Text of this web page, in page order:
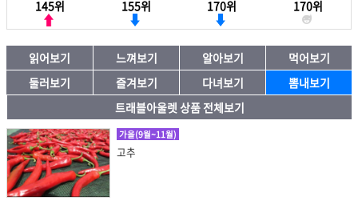
145위
155위
170위
170위
읽어보기 느껴보기 알아보기
먹어보기
둘러보기
즐겨보기 다녀보기
뽐내보기
트래블아울렛 상품 전체보기
가을(9월~11월)
고추